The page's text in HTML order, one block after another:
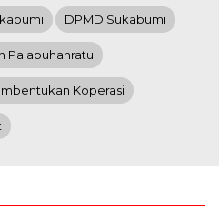
DPMD Sukabumi
Palabuhanratu
Koperasi